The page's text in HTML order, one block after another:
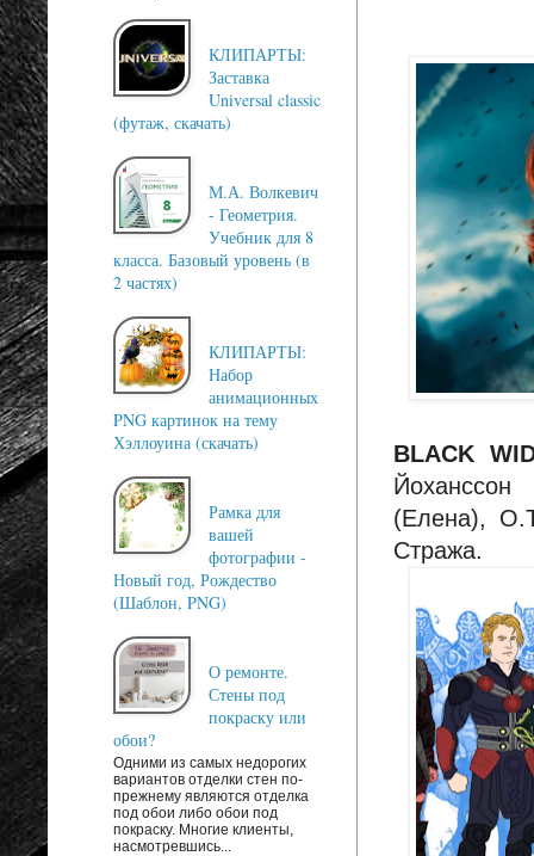
BLACK
(Елена),
Стража.
КЛИПАРТЫ:
Заставка
Universal classic
(футаж, скачать)
М.А. Волкевич
- Геометрия.
Учебник для 8
класса. Базовый уровень (в
2 частях)
КЛИПАРТЫ:
Набор
анимационных
PNG картинок на тему
Хэллоуина (скачать)
Рамка для
вашей
фотографии -
Новый год, Рождество
(Шаблон, PNG)
О ремонте.
Стены под
покраску или
обои?
Одними из самых недорогих
вариантов отделки стен по-
прежнему являются отделка
под обои либо обои под
покраску. Многие клиенты,
насмотревшись...